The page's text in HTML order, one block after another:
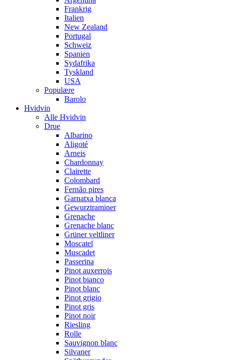
Frankrig
Italien
New Zealand
Portugal
Schweiz
Spanien
Sydafrika
Tyskland
USA
Populære
Barolo
Hvidvin
Alle Hvidvin
Drue
Albarino
Aligoté
Arneis
Chardonnay
Clairette
Colombard
Fernão pires
Garnatxa blanca
Gewurztraminer
Grenache
Grenache blanc
Grüner veltliner
Moscatel
Muscadet
Passerina
Pinot auxerrois
Pinot bianco
Pinot blanc
Pinot grigio
Pinot gris
Pinot noir
Riesling
Rolle
Sauvignon blanc
Silvaner